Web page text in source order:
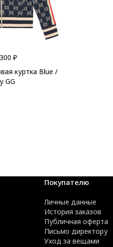
₽
куртка Blue /
GG
Покупателю
Личные данные
История заказов
Публичная оферта
Письмо директору
Уход за вещами